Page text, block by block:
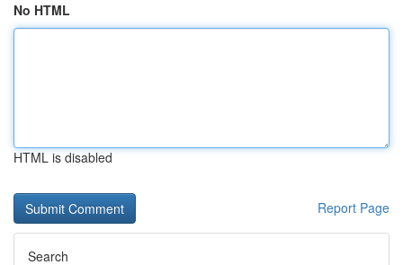
No HTML
HTML is disabled
Report Page
Search